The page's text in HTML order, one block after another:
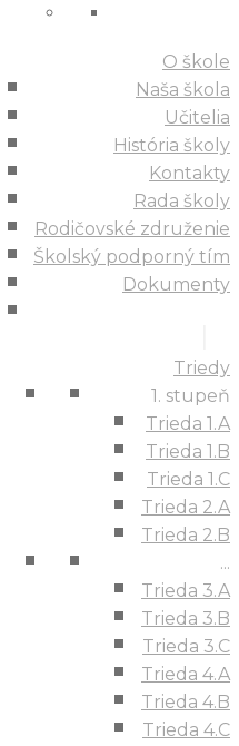
O škole
Naša škola
Učitelia
História školy
Kontakty
Rada školy
Rodičovské združenie
Školský podporný tím
Dokumenty
Triedy
1. stupeň
Trieda 1.A
Trieda 1.B
Trieda 1.C
Trieda 2.A
Trieda 2.B
...
Trieda 3.A
Trieda 3.B
Trieda 3.C
Trieda 4.A
Trieda 4.B
Trieda 4.C